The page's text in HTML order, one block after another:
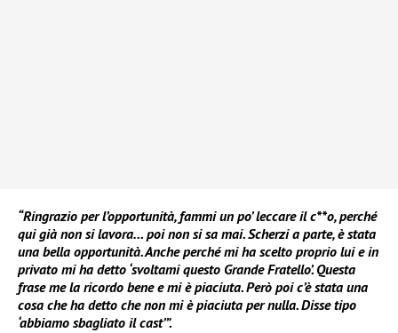
“Ringrazio per l’opportunità, fammi un po’ leccare il c**o, perché
qui già non si lavora… poi non si sa mai. Scherzi a parte, è stata
una bella opportunità. Anche perché mi ha scelto proprio lui e in
privato mi ha detto ‘svoltami questo Grande Fratello’. Questa
frase me la ricordo bene e mi è piaciuta. Però poi c’è stata una
cosa che ha detto che non mi è piaciuta per nulla. Disse tipo
‘abbiamo sbagliato il cast’”.